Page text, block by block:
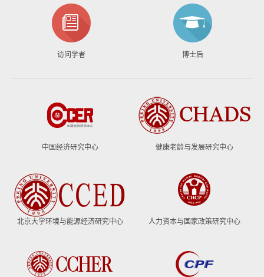
访问学者 博士后
中国经济研究中心 健康老龄与发展研究中心
北京大学环境与能源经济研究中心 人力资本与国家政策研究中心